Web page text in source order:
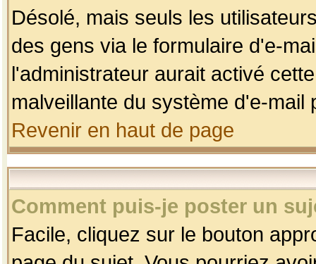
Désolé, mais seuls les
des gens via le formulaire d'e-
l'administrateur aurait activé
malveillante du système d'e-
Revenir en haut de page
Comment puis-je poster un
Facile, cliquez sur le bouton